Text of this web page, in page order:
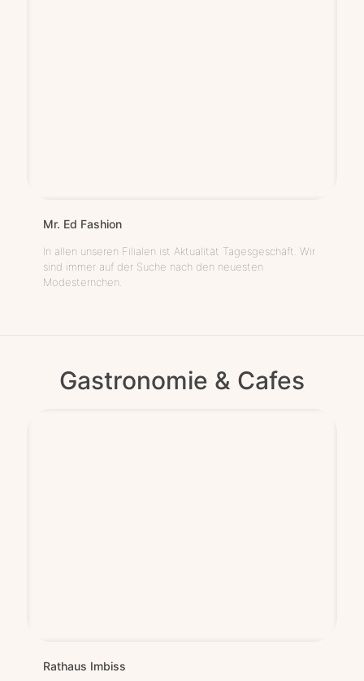
Mr. Ed Fashion
In allen unseren Filialen ist Aktualität Tagesgeschäft. Wir
sind immer auf der Suche nach den neuesten
Modesternchen.
Gastronomie & Cafes
Rat­haus Imbiss